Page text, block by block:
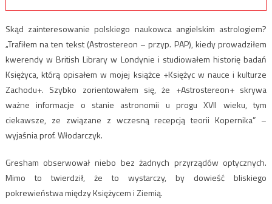
Skąd zainteresowanie polskiego naukowca angielskim astrologiem?
„Trafiłem na ten tekst (Astrostereon – przyp. PAP), kiedy prowadziłem
kwerendy w British Library w Londynie i studiowałem historię badań
Księżyca, którą opisałem w mojej książce +Księżyc w nauce i kulturze
Zachodu+. Szybko zorientowałem się, że +Astrostereon+ skrywa
ważne informacje o stanie astronomii u progu XVII wieku, tym
ciekawsze, ze związane z wczesną recepcją teorii Kopernika” –
wyjaśnia prof. Włodarczyk.
Gresham obserwował niebo bez żadnych przyrządów optycznych.
Mimo to twierdził, że to wystarczy, by dowieść bliskiego
pokrewieństwa między Księżycem i Ziemią.